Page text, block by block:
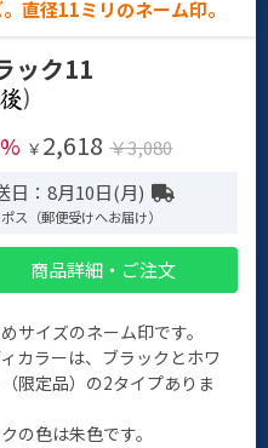
直径11ミリのネーム印。
ック11
)
￥ 2,618 ￥3,080
日：8月10日(月)
ス（郵便受けへお届け）
商品詳細・ご注文
サイズのネーム印です。
カラーは、ブラックとホワ
限定品）の2タイプありま
の色は朱色です。